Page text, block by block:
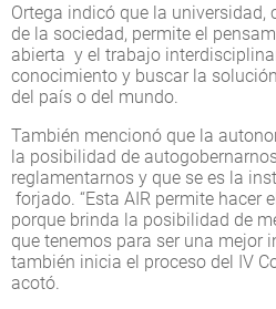
Ortega indicó que la
de la sociedad, permite el
abierta y el trabajo
conocimiento y buscar la
del país o del mundo.
También mencionó que la
la posibilidad de
reglamentarnos y que se es la
forjado. “Esta AIR permite hacer
porque brinda la posibilidad de
que tenemos para ser una mejor
también inicia el proceso del IV
acotó.